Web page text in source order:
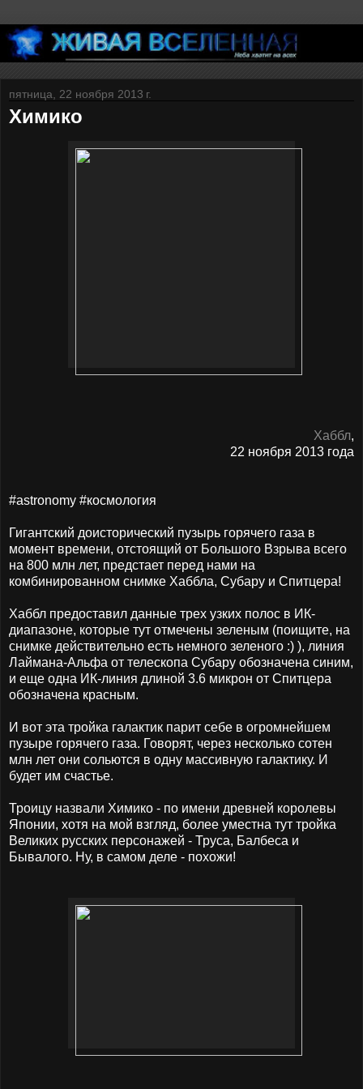
пятница, 22 ноября 2013 г.
Химико
Хаббл,
22 ноября 2013 года
#astronomy #космология
Гигантский доисторический пузырь горячего газа в
момент времени, отстоящий от Большого Взрыва всего
на 800 млн лет, предстает перед нами на
комбинированном снимке Хаббла, Субару и Спитцера!
Хаббл предоставил данные трех узких полос в ИК-
диапазоне, которые тут отмечены зеленым (поищите, на
снимке действительно есть немного зеленого :) ), линия
Лаймана-Альфа от телескопа Субару обозначена синим,
и еще одна ИК-линия длиной 3.6 микрон от Спитцера
обозначена красным.
И вот эта тройка галактик парит себе в огромнейшем
пузыре горячего газа. Говорят, через несколько сотен
млн лет они сольются в одну массивную галактику. И
будет им счастье.
Троицу назвали Химико - по имени древней королевы
Японии, хотя на мой взгляд, более уместна тут тройка
Великих русских персонажей - Труса, Балбеса и
Бывалого. Ну, в самом деле - похожи!